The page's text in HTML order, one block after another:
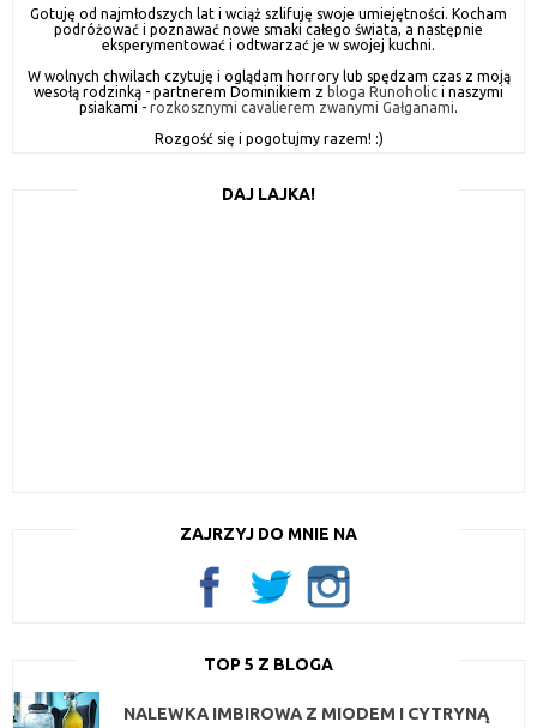
Gotuję od najmłodszych lat i wciąż szlifuję swoje umiejętności. Kocham
podróżować i poznawać nowe smaki całego świata, a następnie
eksperymentować i odtwarzać je w swojej kuchni.
W wolnych chwilach czytuję i oglądam horrory lub spędzam czas z moją
wesołą rodzinką - partnerem Dominikiem z bloga Runoholic i naszymi
psiakami - rozkosznymi cavalierem zwanymi Gałganami
Rozgość się i pogotujmy razem! :)
DAJ LAJKA!
ZAJRZYJ DO MNIE NA
TOP 5 Z BLOGA
NALEWKA IMBIROWA Z MIODEM I CYTRYNĄ